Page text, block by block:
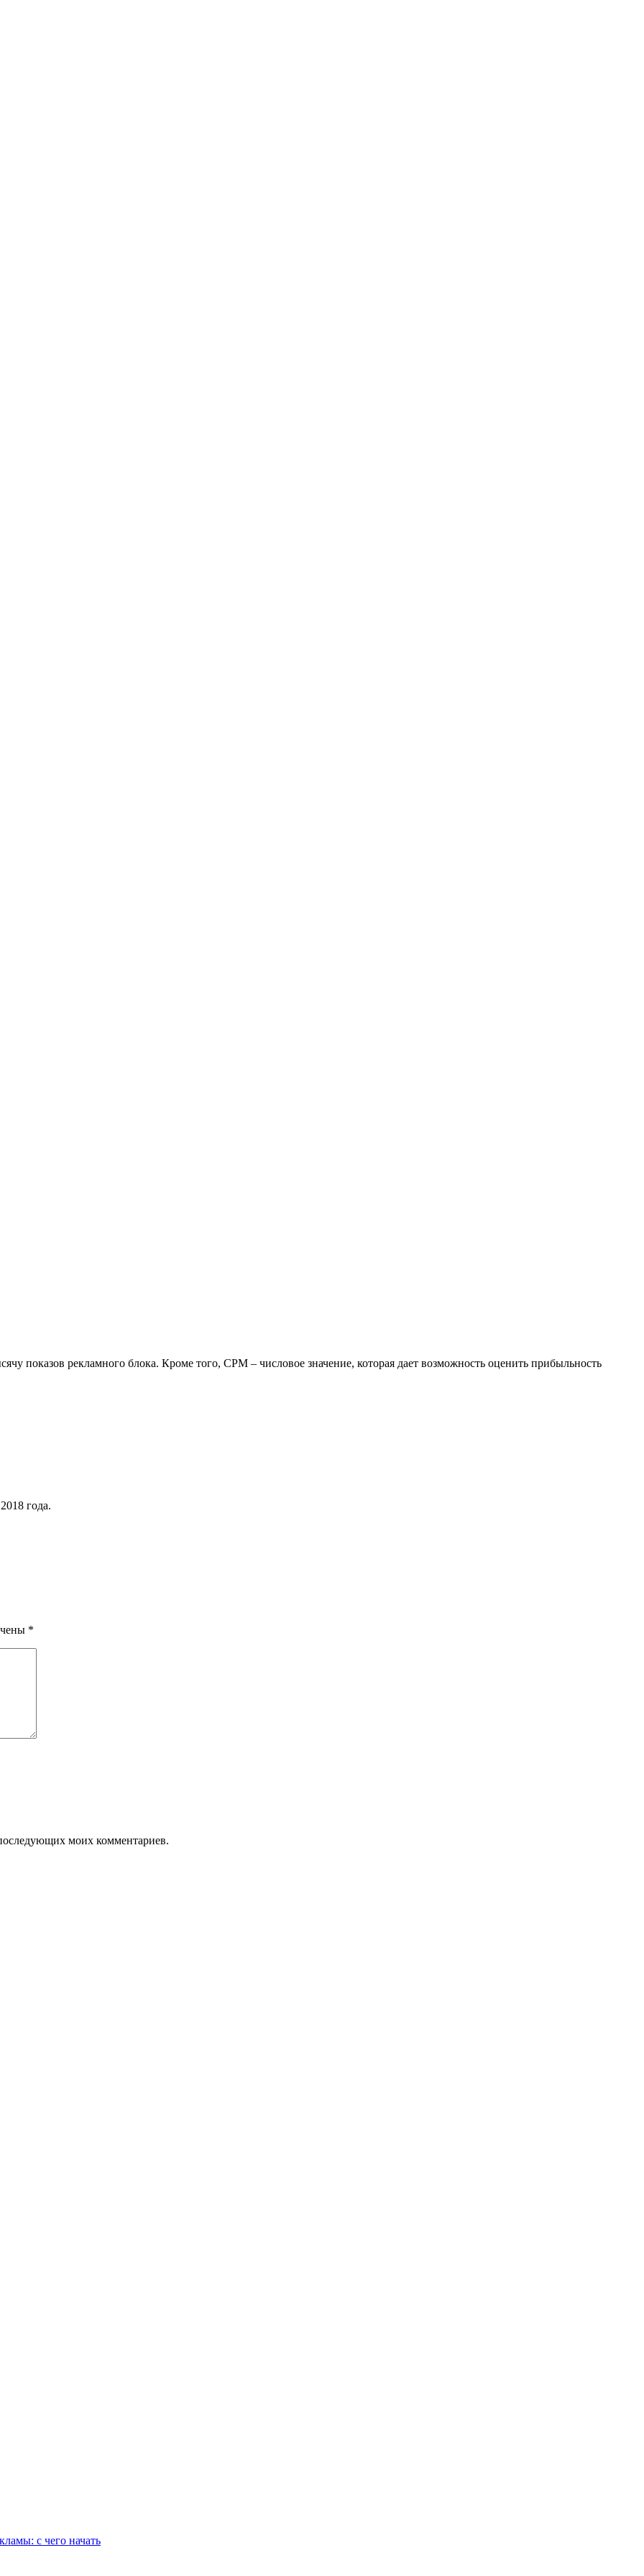
показов рекламного блока. Кроме того, CPM – числовое значение, которая дает возможность оценить прибыльность
года.
*
моих комментариев.
с чего начать